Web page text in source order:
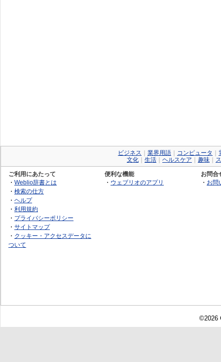
ビジネス 業界用語 コンピュータ
文化
生活 ヘルスケア 趣味
ご利用にあたって
・ Weblio辞書とは
・ 検索の仕方
・ ヘルプ
・ 利用規約
・ プライバシーポリシー
・ サイトマップ
・ クッキー・アクセスデータに
ついて
便利な機能
・ ウェブリオのアプリ
お問合
・ お問
©2026